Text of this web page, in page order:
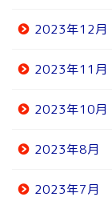
2023年12月
2023年11月
2023年10月
2023年8月
2023年7月